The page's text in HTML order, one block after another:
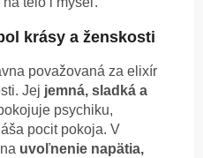
krásy a ženskosti
považovaná za elixír
Jej jemná, sladká a
psychiku,
pocit pokoja. V
uvoľnenie napätia,